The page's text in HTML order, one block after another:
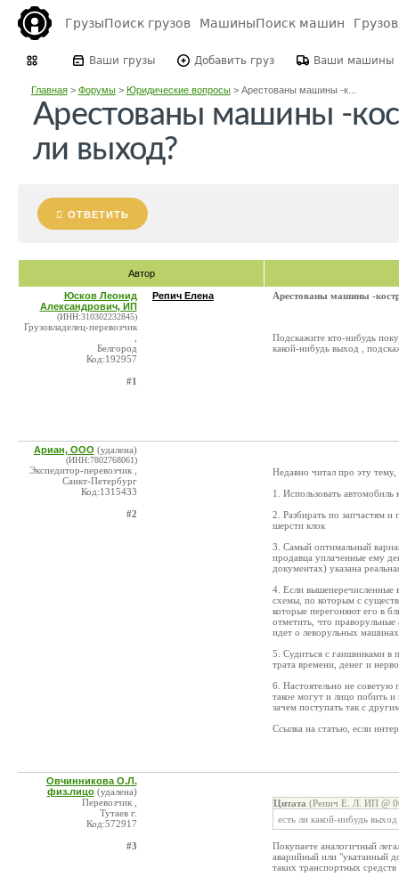
ГрузыПоиск грузов МашиныПоиск машин
Ваши грузы Добавить груз Ваши машины
Главная> Форумы> Юридические вопросы> Арестованы машины -к...
Арестованы машины -
ли выход?
ОТВЕТИТЬ
Автор
Юсков Леонид
Александрович, ИП
(ИНН:310302232845)
Грузовладелец-перевозчик
Белгород
Код:192957
#1
Репич Елена Арестованы машины -
Подскажите кто-нибудь
какой-нибудь выход ,
Ариан, ООО (удалена)
(ИНН:7802768061)
Экспедитор-перевозчик ,
Санкт-Петербург
Код:1315433
#2
Недавно читал про эту
1. Использовать
2. Разбирать по запчастям и
шерсти клок
3. Самый оптимальный
продавца уплаченные ему
документах) указана
4. Если вышеперечисленные
схемы, по которым с
которые перегоняют его в
отметить, что
идет о леворульных
5. Судиться с гаишниками в
трата времени, денег и
6. Настоятельно не советую
такое могут и лицо побить
зачем поступать так с
Ссылка на статью, если
Овчинникова О.Л.
физ.лицо (удалена)
Перевозчик ,
Тутаев г.
Код:572917
#3
Цитата (Репич Е. Л. ИП @
есть ли какой-нибудь выход
Покупаете аналогичный
аварийный или "укатанный
таких транспортных средств